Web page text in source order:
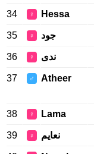
34 ♀ Hessa
35 ♀ جود
36 ♀ ندى
37 ♂ Atheer
38 ♀ Lama
39 ♀ نعايم